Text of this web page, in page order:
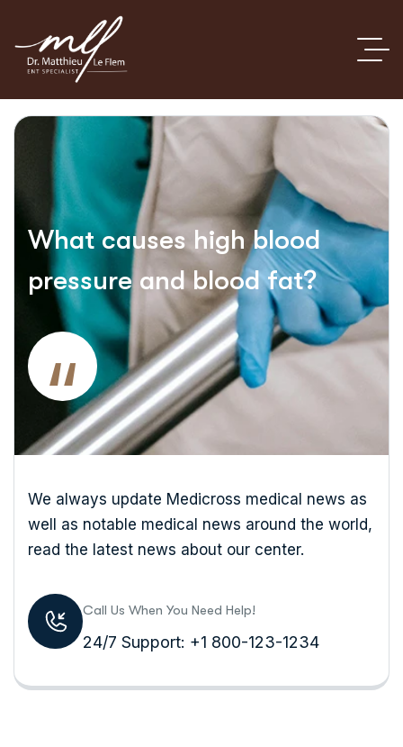
What causes high blood
pressure and blood fat?
“
We always update Medicross medical news as
well as notable medical news around the world,
read the latest news about our center.
Call Us When You Need Help!
24/7 Support: +1 800-123-1234